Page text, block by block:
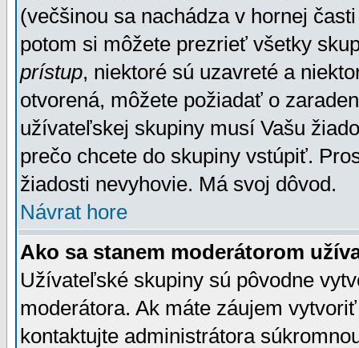
(večšinou sa nachádza v hornej
potom si môžete prezrieť všetky
prístup, niektoré sú uzavreté a
otvorená, môžete požiadať o
užívateľskej skupiny musí Vašu
prečo chcete do skupiny vstúpiť.
žiadosti nevyhovie. Má svoj dôvod.
Návrat hore
Ako sa stanem moderátorom
Užívateľské skupiny sú pôvodne
moderátora. Ak máte záujem
kontaktujte administrátora